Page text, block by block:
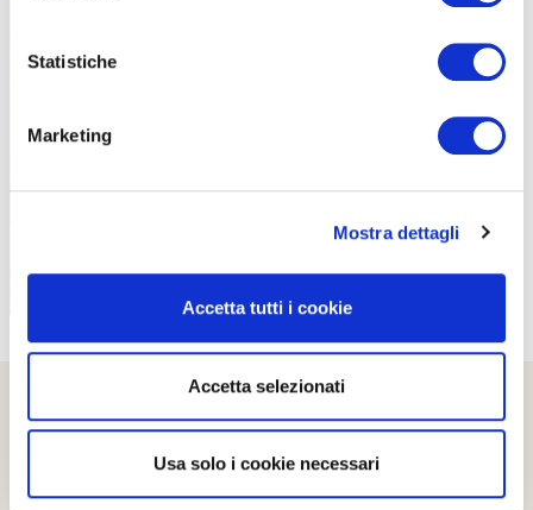
Statistiche
Marketing
Mostra dettagli
Accetta tutti i cookie
Accetta selezionati
Usa solo i cookie necessari